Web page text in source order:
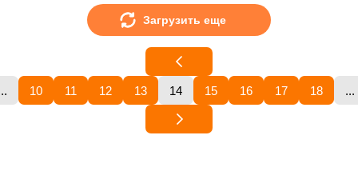
Загрузить еще
10 11 12 13 14 15 16 17 18 ...